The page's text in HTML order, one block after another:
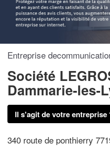
Entreprise
Société
Dammarie-les-
Il s'agit de votre entreprise
340 route de ponthierry